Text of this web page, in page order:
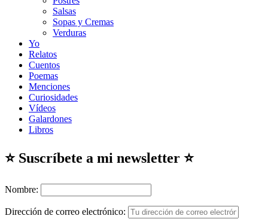
Salsas
Sopas y Cremas
Verduras
Yo
Relatos
Cuentos
Poemas
Menciones
Curiosidades
Vídeos
Galardones
Libros
⭐ Suscríbete a mi newsletter ⭐
Nombre:
Dirección de correo electrónico: